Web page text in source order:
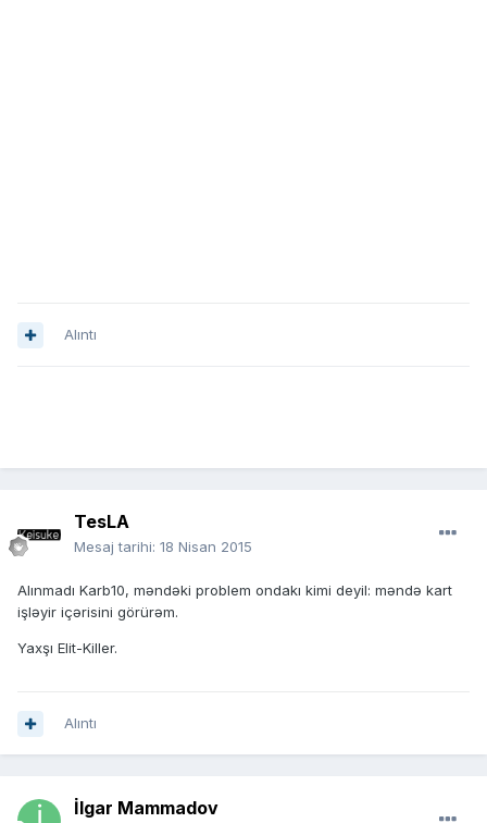
Alıntı
TesLA
Mesaj tarihi: 18 Nisan 2015
Alınmadı Karb10, məndəki problem ondakı kimi deyil: məndə kart
işləyir içərisini görürəm.
Yaxşı Elit-Killer.
Alıntı
İlgar Mammadov